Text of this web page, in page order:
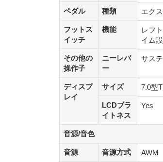
ペダル 種類
フットス
イッチ
機能
その他の
操作子
ニーレバ
ー
ディスプ
レイ
サイズ
LCDブラ
イトネス
音源/音色
音源 音源方式
ペダル 種類 エク
フットス
イッチ
機能
レフ
イム
その他の
操作子
ニーレバ
ー
サス
ディスプ
レイ
サイズ 7.0型
LCDブラ
イトネス
Yes
音源/音色
音源 音源方式 AWM